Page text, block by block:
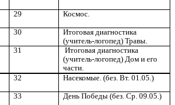
29 Космос.
30
Итоговая диагностика
(учитель-логопед) Травы.
31
Итоговая диагностика
(учитель-логопед) Дом и его
части.
32 Насекомые. (без. Вт. 01.05.)
33 День Победы (без. Ср. 09.05.)